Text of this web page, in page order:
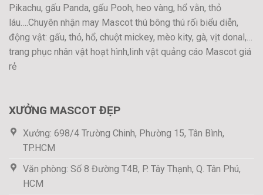
Pikachu, gấu Panda, gấu Pooh, heo vàng, hổ vằn, thỏ
láu….Chuyên nhận may Mascot thú bông thú rối biểu diễn,
động vật: gấu, thỏ, hổ, chuột mickey, mèo kity, gà, vịt donal,…
trang phục nhân vật hoạt hình,linh vật quảng cáo Mascot giá
rẻ
XƯỞNG MASCOT ĐẸP
Xưởng: 698/4 Trường Chinh, Phường 15, Tân Bình,
TP.HCM
Văn phòng: Số 8 Đường T4B, P. Tây Thạnh, Q. Tân Phú,
HCM